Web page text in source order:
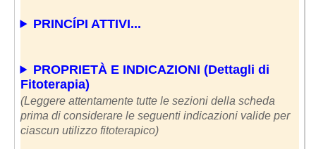
PRINCÍPI ATTIVI...
PROPRIETÀ E INDICAZIONI (Dettagli di
Fitoterapia)
(Leggere attentamente tutte le sezioni della scheda
prima di considerare le seguenti indicazioni valide per
ciascun utilizzo fitoterapico)